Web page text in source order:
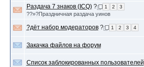
Раздача 7 знаков (ICQ)? 1 2 3
??»?Праздничная раздача уинов
?дёт набор модераторов? 1 2 3 4
Закачка файлов на форум
Список заблокированных пользователей